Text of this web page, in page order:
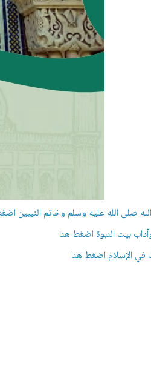
صلى الله عليه وسلم وخاتم النبيين
بيت النبوة اضغط هنا
الإسلام اضغط هنا